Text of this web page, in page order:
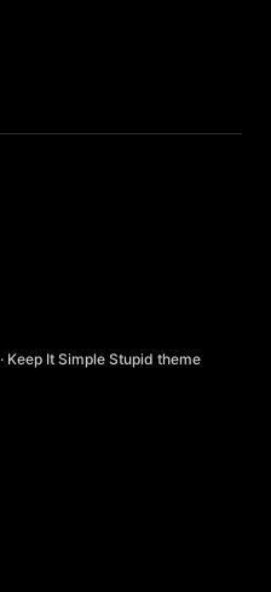
· Keep It Simple Stupid theme